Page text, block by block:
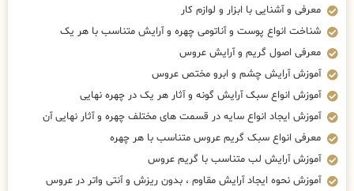
معرفی و آشنایی با ابزار و لوازم کار
شناخت انواع پوست و آناتومی چهره و آرایش متناسب با هر یک
معرفی اصول گریم و آرایش عروس
آموزش آرایش چشم و ابرو مختص عروس
آموزش انواع سبک آرایش گونه و آثار هر یک در چهره نهایی
آموزش ایجاد انواع سایه در قسمت های مختلف چهره و آثار نهایی آن
معرفی انواع سبک گریم عروس متناسب با هر چهره
آموزش آرایش لب متناسب با گریم عروس
آموزش نحوه ایجاد آرایش مقاوم ، بدون ریزش و آنتی واتر در عروس